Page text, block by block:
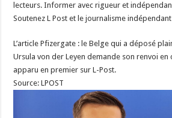
lecteurs. Informer avec rigueur et
Soutenez L Post et le journalisme indépendant
L’article Pfizergate : le Belge qui a déposé
Ursula von der Leyen demande son renvoi
apparu en premier sur L-Post.
Source: LPOST